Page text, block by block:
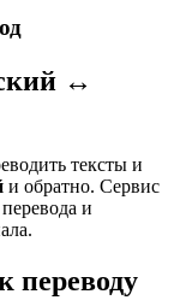
↔
тексты и
и обратно. Сервис
и
переводу